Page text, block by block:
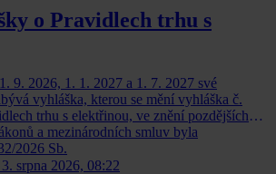
o Pravidlech trhu s
9. 2026, 1. 1. 2027 a 1. 7. 2027 své
vyhláška, kterou se mění vyhláška č.
trhu s elektřinou, ve znění pozdějších
a mezinárodních smluv byla
2026 Sb.
3. srpna 2026, 08:22